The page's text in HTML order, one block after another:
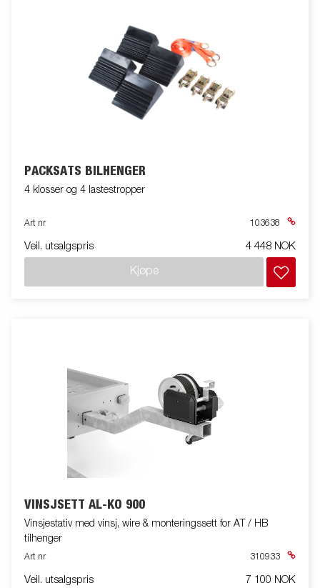
PACKSATS BILHENGER
4 klosser og 4 lastestropper
Art nr 103638
Veil. utsalgspris 4 448 NOK
Kjøpe
VINSJSETT AL-KO 900
Vinsjestativ med vinsj, wire & monteringssett for AT / HB
tilhenger
Art nr 310933
Veil. utsalgspris 7 100 NOK